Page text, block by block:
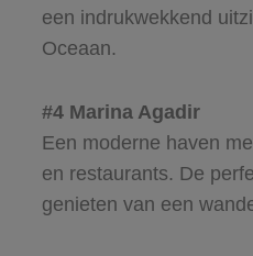
een indrukwekkend
Oceaan.
#4 Marina Agadir
Een moderne haven
en restaurants. De
genieten van een